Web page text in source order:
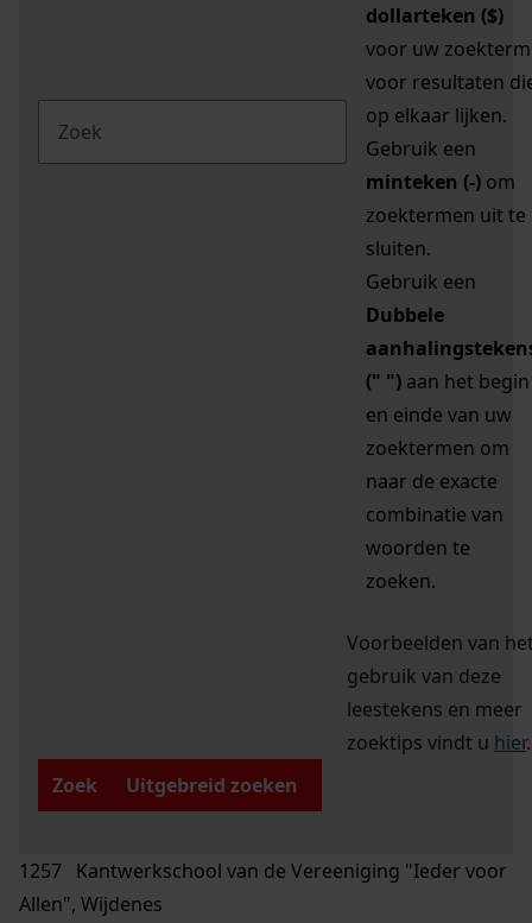
dollarteken ($)
voor uw zoekterm
voor resultaten
op elkaar lijken.
Gebruik een
minteken (-) om
zoektermen uit te
sluiten.
Gebruik een
Dubbele
(" ") aan het begin
en einde van uw
zoektermen om
naar de exacte
combinatie van
woorden te
zoeken.
Voorbeelden van
gebruik van deze
leestekens en meer
zoektips vindt u hier.
Zoek
Uitgebreid zoeken
1257 Kantwerkschool van de Vereeniging "Ieder voor
Allen", Wijdenes